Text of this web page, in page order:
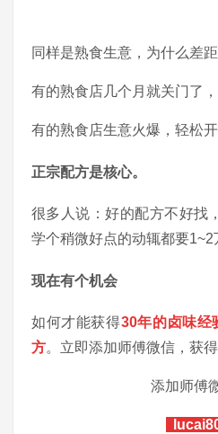
同样是熟食生意，为什么差
有的熟食店几个月就关门了
有的熟食店生意火爆，轻松
正宗配方是核心。
很多人说：好的配方不好找
学个稍微好点的动辄都要1~2
现在有个机会
如何才能获得30年的卤味经
方。立即添加师傅微信，获得
添加师傅